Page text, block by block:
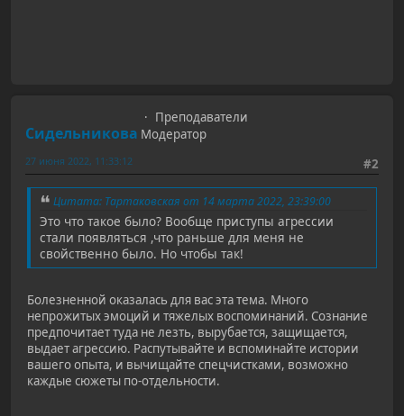
Сидельникова
Преподаватели
Модератор
#2
27 июня 2022, 11:33:12
Цитата: Тартаковская от 14 марта 2022, 23:39:00
Это что такое было? Вообще приступы агрессии
стали появляться ,что раньше для меня не
свойственно было. Но чтобы так!
Болезненной оказалась для вас эта тема. Много
непрожитых эмоций и тяжелых воспоминаний. Сознание
предпочитает туда не лезть, вырубается, защищается,
выдает агрессию. Распутывайте и вспоминайте истории
вашего опыта, и вычищайте спецчистками, возможно
каждые сюжеты по-отдельности.